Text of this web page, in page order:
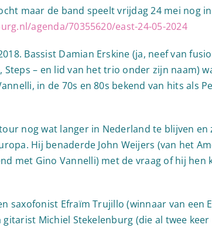
maar de band speelt vrijdag 24 mei nog in
agenda/70355620/east-24-05-2024
Bassist Damian Erskine (ja, neef van
Steps – en lid van het trio onder zijn naam)
in de 70s en 80s bekend van hits als
nog wat langer in Nederland te blijven
Hij benaderde John Weijers (van het
met Gino Vannelli) met de vraag of hij
saxofonist Efraïm Trujillo (winnaar van een
Michiel Stekelenburg (die al twee keer